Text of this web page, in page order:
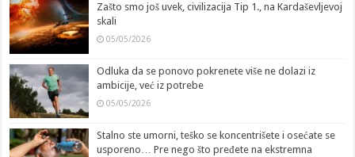
Zašto smo još uvek, civilizacija Tip 1., na Kardaševljevoj
skali
05/05/2026
Odluka da se ponovo pokrenete više ne dolazi iz
ambicije, već iz potrebe
05/05/2026
Stalno ste umorni, teško se koncentrišete i osećate se
usporeno… Pre nego što pređete na ekstremna